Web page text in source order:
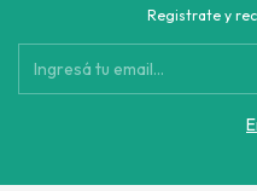
Registrate y